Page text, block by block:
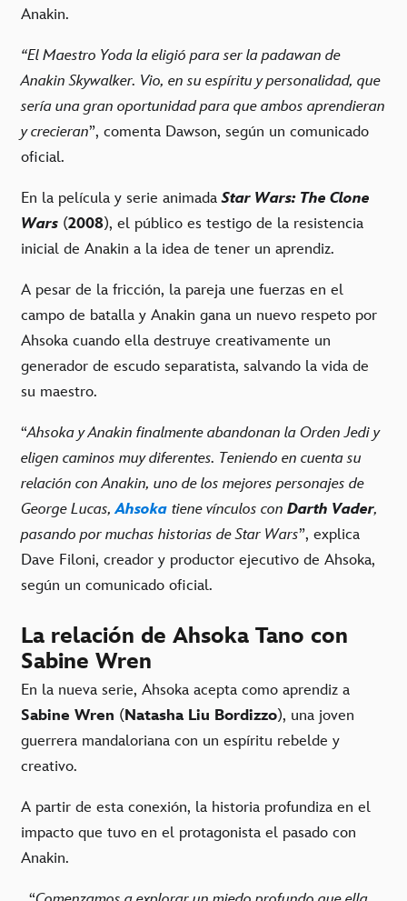
Anakin.
“El Maestro Yoda la eligió para ser la padawan de
Anakin Skywalker. Vio, en su espíritu y personalidad, que
sería una gran oportunidad para que ambos aprendieran
y crecieran”, comenta Dawson, según un comunicado
oficial.
En la película y serie animadaStar Wars: The Clone
Wars (2008), el público es testigo de la resistencia
inicial de Anakin a la idea de tener un aprendiz.
A pesar de la fricción, la pareja une fuerzas en el
campo de batalla y Anakin gana un nuevo respeto por
Ahsoka cuando ella destruye creativamente un
generador de escudo separatista, salvando la vida de
su maestro.
“Ahsoka y Anakin finalmente abandonan la Orden Jedi y
eligen caminos muy diferentes. Teniendo en cuenta su
relación con Anakin, uno de los mejores personajes de
George Lucas,Ahsoka tiene vínculos con Darth Vader,
pasando por muchas historias de Star Wars”, explica
Dave Filoni, creador y productor ejecutivo de Ahsoka,
según un comunicado oficial.
La relación de Ahsoka Tano con
Sabine Wren
En la nueva serie, Ahsoka acepta como aprendiz a
Sabine Wren (Natasha Liu Bordizzo), una joven
guerrera mandaloriana con un espíritu rebelde y
creativo.
A partir de esta conexión, la historia profundiza en el
impacto que tuvo en el protagonista el pasado con
Anakin.